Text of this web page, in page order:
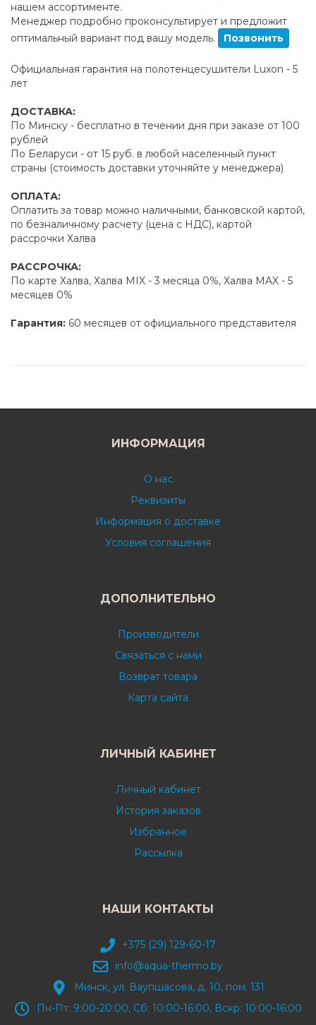
нашем ассортименте.
Менеджер подробно проконсультирует и предложит
оптимальный вариант под вашу модель.
Позвонить
Официальная гарантия на полотенцесушители Luxon - 5
лет
ДОСТАВКА:
По Минску - бесплатно в течении дня при заказе от 100
рублей
По Беларуси - от 15 руб. в любой населенный пункт
страны (стоимость доставки уточняйте у менеджера)
ОПЛАТА:
Оплатить за товар можно наличными, банковской картой,
по безналичному расчету (цена с НДС), картой
рассрочки Халва
РАССРОЧКА:
По карте Халва, Халва MIX - 3 месяца 0%, Халва MAX - 5
месяцев 0%
Гарантия: 60 месяцев от официального представителя
ИНФОРМАЦИЯ
О нас
Реквизиты
Информация о доставке
Условия соглашения
ДОПОЛНИТЕЛЬНО
Производители
Связаться с нами
Возврат товара
Карта сайта
ЛИЧНЫЙ КАБИНЕТ
Личный кабинет
История заказов
Избранное
Рассылка
НАШИ КОНТАКТЫ
+375 (29) 129-60-17
info@aqua-thermo.by
Минск, ул. Ваупшасова, д. 10, пом. 131
Пн-Пт: 9:00-20:00, Сб: 10:00-16:00, Вскр: 10:00-16:00